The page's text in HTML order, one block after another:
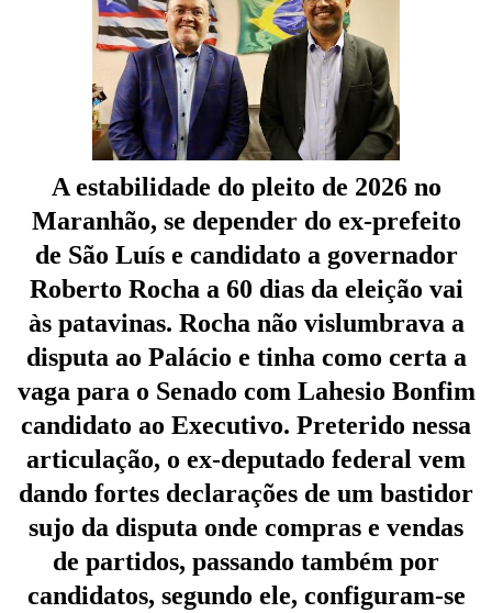
A estabilidade do pleito de 2026 no
Maranhão, se depender do ex-prefeito
de São Luís e candidato a governador
Roberto Rocha a 60 dias da eleição vai
às patavinas. Rocha não vislumbrava a
disputa ao Palácio e tinha como certa a
vaga para o Senado com Lahesio Bonfim
candidato ao Executivo. Preterido nessa
articulação, o ex-deputado federal vem
dando fortes declarações de um bastidor
sujo da disputa onde compras e vendas
de partidos, passando também por
candidatos, segundo ele, configuram-se